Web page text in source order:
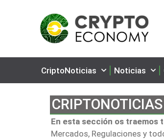
CriptoNoticias Noticias
En esta sección os traemos
Mercados, Regulaciones y